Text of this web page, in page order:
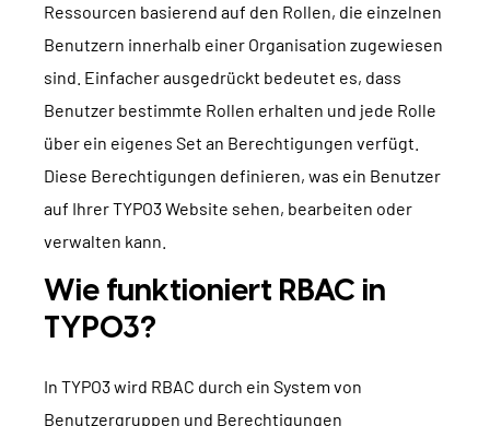
Ressourcen basierend auf den Rollen, die einzelnen
Benutzern innerhalb einer Organisation zugewiesen
sind. Einfacher ausgedrückt bedeutet es, dass
Benutzer bestimmte Rollen erhalten und jede Rolle
über ein eigenes Set an Berechtigungen verfügt.
Diese Berechtigungen definieren, was ein Benutzer
auf Ihrer TYPO3 Website sehen, bearbeiten oder
verwalten kann.
Wie funktioniert RBAC in
TYPO3?
In TYPO3 wird RBAC durch ein System von
Benutzergruppen und Berechtigungen